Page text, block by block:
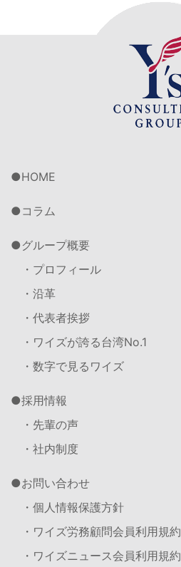
HOME
コラム
グループ概要
・プロフィール
・沿革
・代表者挨拶
・ワイズが誇る台湾No.1
・数字で見るワイズ
採用情報
・先輩の声
・社内制度
お問い合わせ
・個人情報保護方針
・ワイズ労務顧問会員利用規約
・ワイズニュース会員利用規約